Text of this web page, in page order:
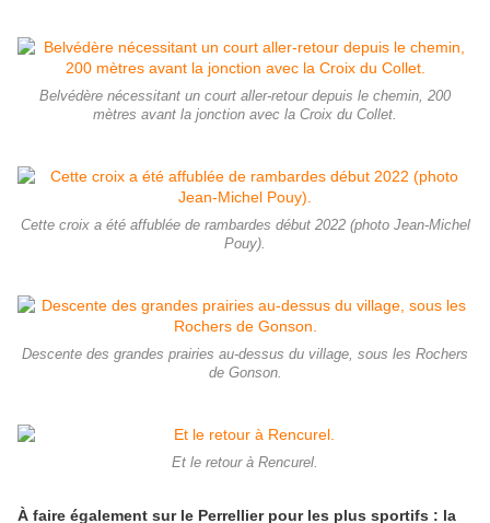
Belvédère nécessitant un court aller-retour depuis le chemin, 200
mètres avant la jonction avec la Croix du Collet.
Cette croix a été affublée de rambardes début 2022 (photo Jean-Michel
Pouy).
Descente des grandes prairies au-dessus du village, sous les Rochers
de Gonson.
Et le retour à Rencurel.
À faire également sur le Perrellier pour les plus sportifs : la